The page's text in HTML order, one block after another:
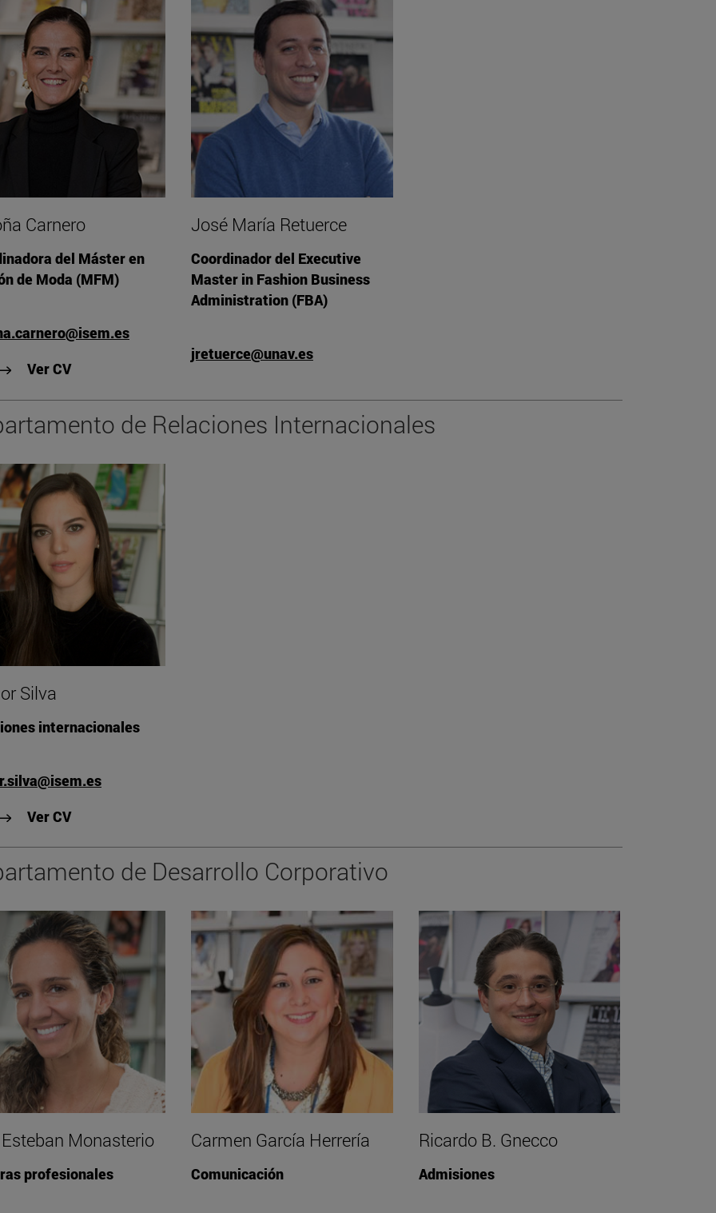
Carnero
del Máster en
de Moda (MFM)
Ver CV"Ver CV de Begoña Carnero"
José María Retuerce
Coordinador del Executive
Master in Fashion Business
Administration (FBA)
jretuerce@unav.es
de Relaciones Internacionales
Silva
internacionales
Ver CV"Ver CV de Leonor Silva"
de Desarrollo Corporativo
Monasterio
profesionales
Carmen García Herrería
Comunicación
Ricardo B. Gnecco
Admisiones